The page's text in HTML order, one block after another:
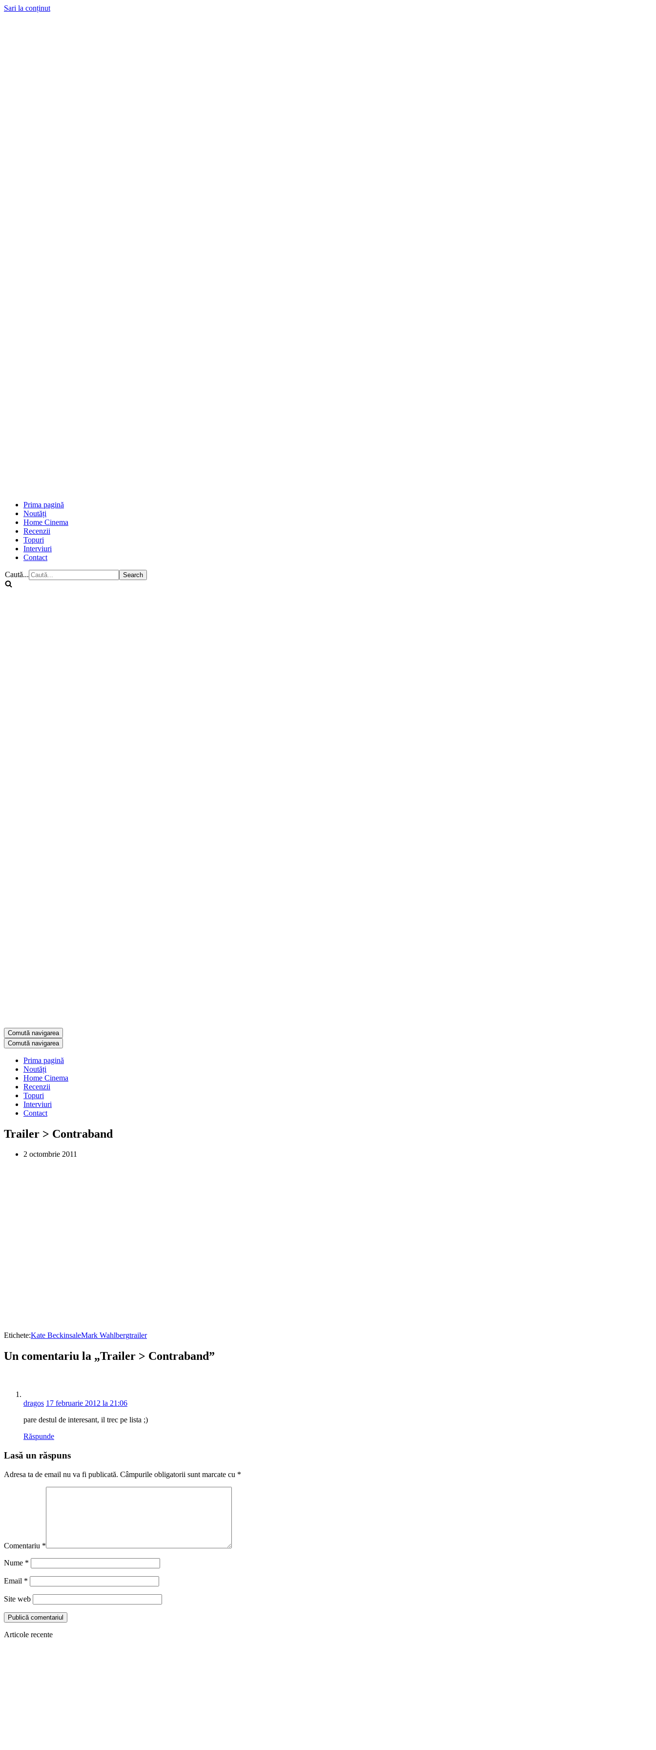
Sari la conținut
Prima pagină
Noutăți
Home Cinema
Recenzii
Topuri
Interviuri
Contact
Caută...
Comută navigarea
Comută navigarea
Prima pagină
Noutăți
Home Cinema
Recenzii
Topuri
Interviuri
Contact
Trailer > Contraband
2 octombrie 2011
Etichete:Kate BeckinsaleMark Wahlbergtrailer
Un comentariu la „Trailer > Contraband”
dragos 17 februarie 2012 la 21:06
pare destul de interesant, il trec pe lista ;)
Răspunde
Lasă un răspuns
Adresa ta de email nu va fi publicată. Câmpurile obligatorii sunt marcate cu *
Comentariu *
Nume *
Email *
Site web
Articole recente